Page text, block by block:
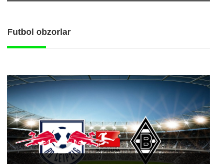
Futbol obzorlar